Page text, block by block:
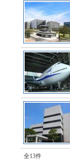
全13件